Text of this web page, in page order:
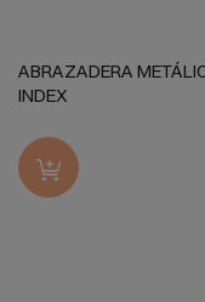
ABRAZADERA
INDEX